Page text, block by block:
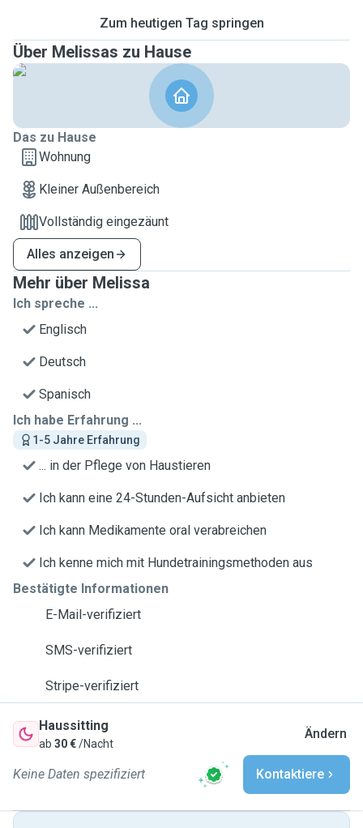
Zum heutigen Tag springen
Über Melissas zu Hause
Das zu Hause
Wohnung
Kleiner Außenbereich
Vollständig eingezäunt
Alles anzeigen
Mehr über Melissa
Ich spreche ...
Englisch
Deutsch
Spanisch
Ich habe Erfahrung ...
1-5 Jahre Erfahrung
... in der Pflege von Haustieren
Ich kann eine 24-Stunden-Aufsicht anbieten
Ich kann Medikamente oral verabreichen
Ich kenne mich mit Hundetrainingsmethoden aus
Bestätigte Informationen
E-Mail-verifiziert
SMS-verifiziert
Stripe-verifiziert
Haussitting
ab 30 €/Nacht
Ändern
Keine Daten spezifiziert Kontaktiere